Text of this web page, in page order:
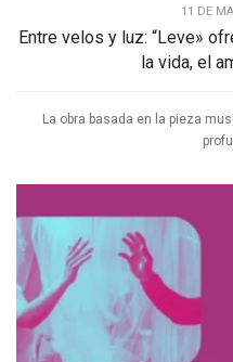
11 DE
Entre velos y luz: “Leve»
la vida, el
La obra basada en la pieza